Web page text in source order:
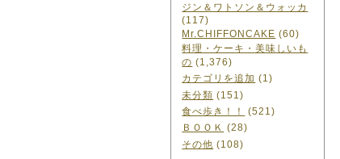
ジン＆ワトソン＆ウォッカ
(117)
Mr.CHIFFONCAKE (60)
料理・ケーキ・美味しいも
の (1,376)
カテゴリを追加 (1)
未分類 (151)
食べ歩き！！
(521)
ＢＯＯＫ (28)
その他 (108)